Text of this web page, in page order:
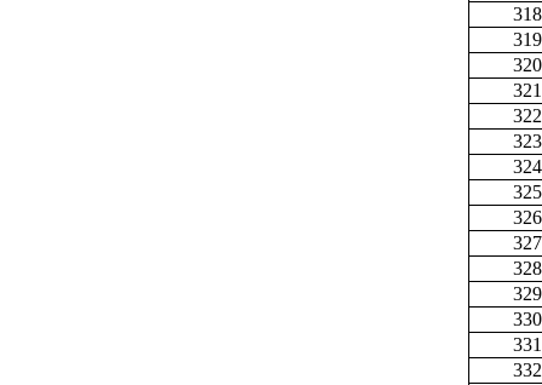
318
319
320
321
322
323
324
325
326
327
328
329
330
331
332